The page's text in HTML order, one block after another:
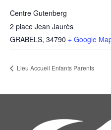
Centre Gutenberg
2 place Jean Jaurès
GRABELS, 34790 + Google
Lieu Accueil Enfants Parents